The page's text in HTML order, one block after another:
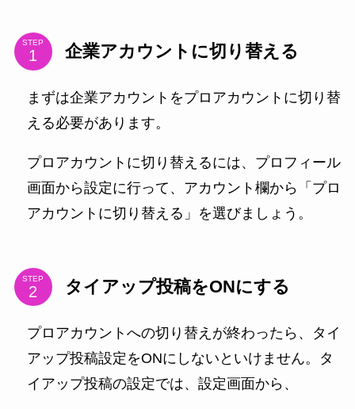
STEP 企業アカウントに切り替える
まずは企業アカウントをプロアカウントに切り替
える必要があります。
プロアカウントに切り替えるには、プロフィール
画面から設定に行って、アカウント欄から「プロ
アカウントに切り替える」を選びましょう。
STEP タイアップ投稿をONにする
プロアカウントへの切り替えが終わったら、タイ
アップ投稿設定をONにしないといけません。タ
イアップ投稿の設定では、設定画面から、